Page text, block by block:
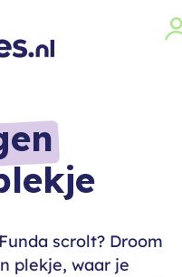
scrolt? Droom
plekje, waar je